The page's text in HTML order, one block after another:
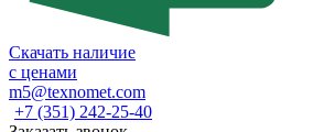
Скачать наличие
с ценами
m5@texnomet.com
+7 (351) 242-25-40